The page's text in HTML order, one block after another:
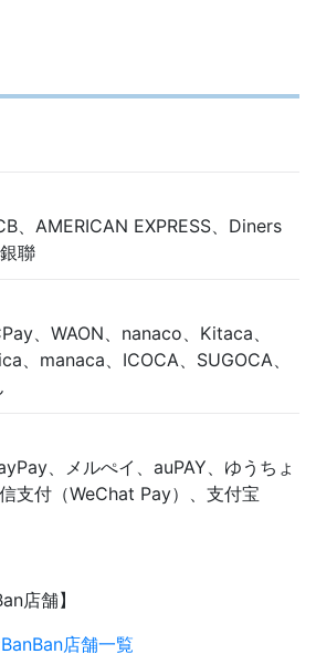
、AMERICAN EXPRESS、Diners
聯
、WAON、nanaco、Kitaca、
、manaca、ICOCA、SUGOCA、
、メルぺイ、auPAY、ゆうちょ
支付（WeChat Pay）、支付宝
店舗】
店舗一覧